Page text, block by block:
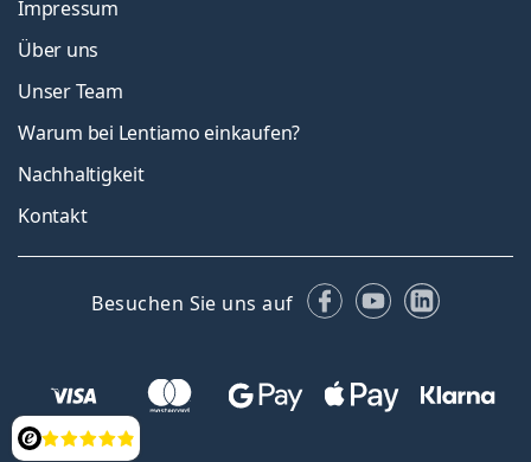
Bewertung
Impressum
Über uns
Unser Team
Warum bei Lentiamo einkaufen?
Nachhaltigkeit
Kontakt
Besuchen Sie uns auf Facebook
YouTubeLinkedIn